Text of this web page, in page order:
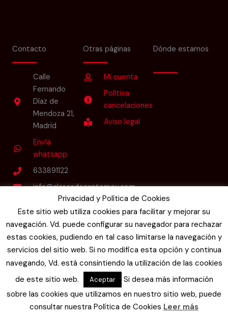
Contacto
Calle
Fernando
Díaz de
Mendoza 21,
Madrid
Envía
whatsapp
633891122
info@clasesdecantomev.com
Follow Us
I
n
s
t
g
a
m
F
a
c
e
b
o
o
k
-
f
L
i
n
k
d
n
-
i
Y
o
u
t
u
b
e
Otras páginas
Mi cuenta
Política
cancelaciones
Aviso legal
Dónde estamos
Privacidad y Política de Cookies
Este sitio web utiliza cookies para facilitar y mejorar su
navegación. Vd. puede configurar su navegador para rechazar
estas cookies, pudiendo en tal caso limitarse la navegación y
servicios del sitio web. Si no modifica esta opción y continua
navegando, Vd. está consintiendo la utilización de las cookies
de este sitio web.
Aceptar
Si desea más información
sobre las cookies que utilizamos en nuestro sitio web, puede
consultar nuestra Política de Cookies Leer más